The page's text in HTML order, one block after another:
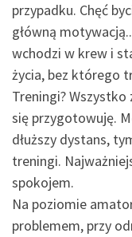
przypadku. Chęć
główną
wchodzi w krew i
życia, bez którego
Treningi?
się przygotowuję.
dłuższy dystans,
treningi.
spokojem.
Na poziomie
problemem, przy